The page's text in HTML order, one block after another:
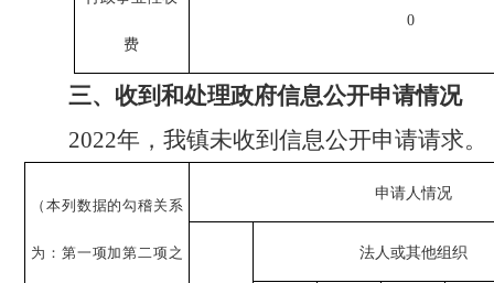
费
0
三、收到和处理政府信息公开申请情况
2022年，我镇未收到信息公开申请请求。
（本列数据的勾稽关系
为：第一项加第二项之
申请人情况
法人或其他组织